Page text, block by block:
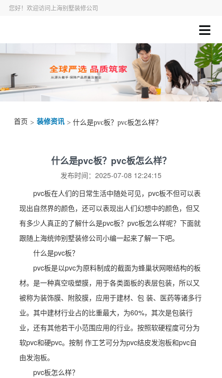
您好！欢迎访问上海别墅装修公司
首页 > 装修资讯 > 什么是pvc板？pvc板怎么样？
什么是pvc板？pvc板怎么样？
发布时间：2025-07-08 12:24:15
pvc板在人们的日常生活中随处可见，pvc板不但可以表
现出自然界的颜色，还可以表现出人们幻想中的颜色，但又
有多少人真正的了解什么是pvc板？pvc板怎么样呢？下面就
跟随上海统帅别墅装修公司小编一起来了解一下吧。
什么是pvc板？
pvc板是以pvc为原料制成的截面为蜂巢状网眼结构的板
材。是一种真空吸塑膜，用于各类面板的表层包装，所以又
被称为装饰膜、附胶膜，应用于建材、包 装、医药等诸多行
业。其中建材行业占的比重最大，为60%，其次是包装行
业，还有其他若干小范围应用的行业。按照软硬程度可分为
软pvc和硬pvc。按制 作工艺可分为pvc结皮发泡板和pvc自
由发泡板。
pvc板怎么样？